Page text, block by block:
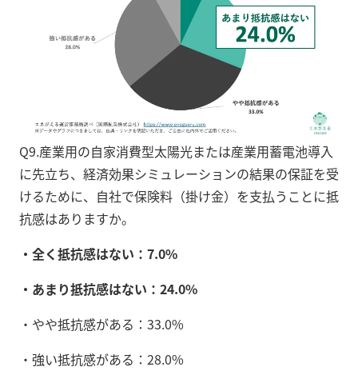
Q9.産業用の自家消費型太陽光または産業用蓄電池導入
に先立ち、経済効果シミュレーションの結果の保証を受
けるために、自社で保険料（掛け金）を支払うことに抵
抗感はありますか。
・全く抵抗感はない：7.0%
・あまり抵抗感はない：24.0%
・やや抵抗感がある：33.0%
・強い抵抗感がある：28.0%